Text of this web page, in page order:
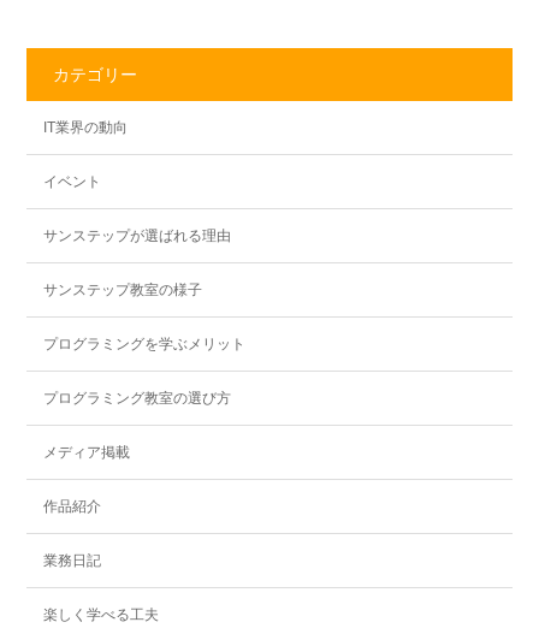
カテゴリー
IT業界の動向
イベント
サンステップが選ばれる理由
サンステップ教室の様子
プログラミングを学ぶメリット
プログラミング教室の選び方
メディア掲載
作品紹介
業務日記
楽しく学べる工夫